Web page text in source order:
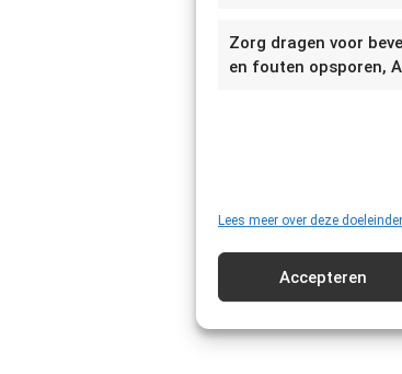
Zorg dragen voor
en fouten opsporen,
Lees meer over deze
Accepteren